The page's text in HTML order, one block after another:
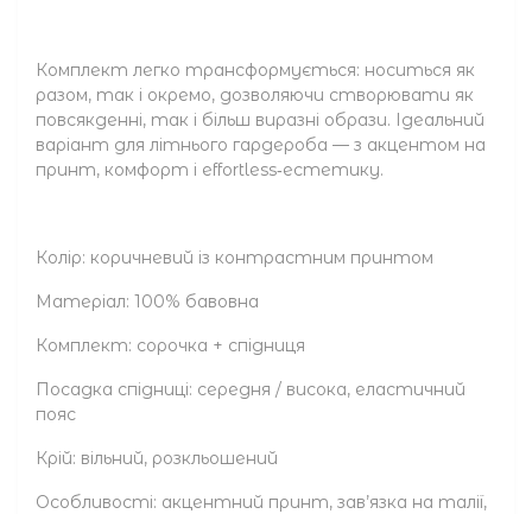
Комплект легко трансформується: носиться як
разом, так і окремо, дозволяючи створювати як
повсякденні, так і більш виразні образи. Ідеальний
варіант для літнього гардероба — з акцентом на
принт, комфорт і effortless‑естетику.
Колір: коричневий із контрастним принтом
Матеріал: 100% бавовна
Комплект: сорочка + спідниця
Посадка спідниці: середня / висока, еластичний
пояс
Крій: вільний, розкльошений
Особливості: акцентний принт, зав’язка на талії,